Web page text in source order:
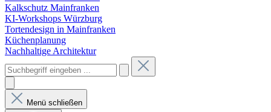
Kalkschutz Mainfranken
KI-Workshops Würzburg
Tortendesign in Mainfranken
Küchenplanung
Nachhaltige Architektur
Menü schließen